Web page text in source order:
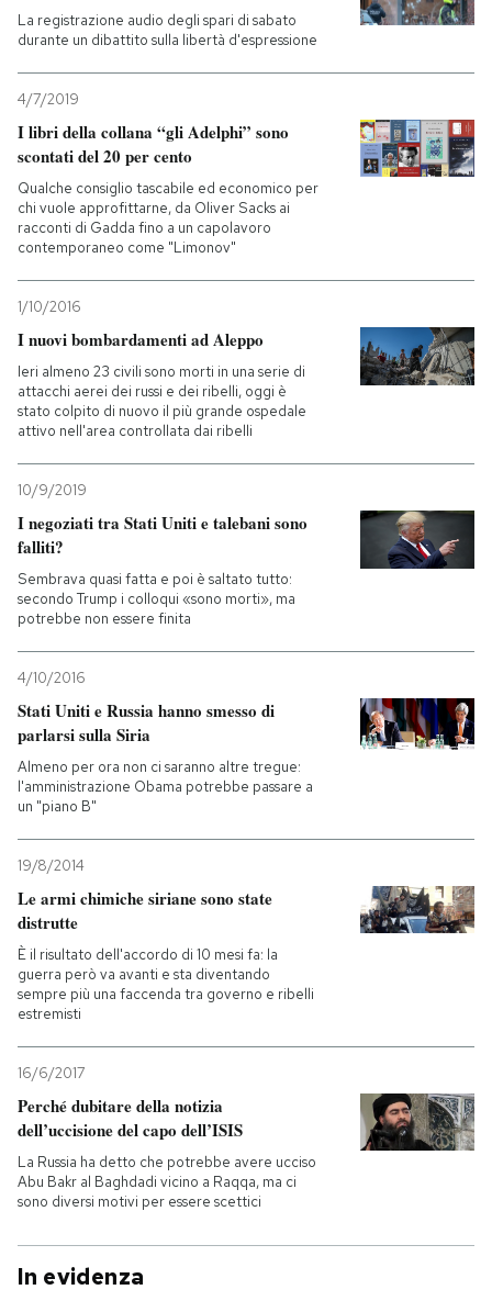
La registrazione audio degli spari di sabato
durante un dibattito sulla libertà d'espressione
4/7/2019
I libri della collana “gli Adelphi” sono
scontati del 20 per cento
Qualche consiglio tascabile ed economico per
chi vuole approfittarne, da Oliver Sacks ai
racconti di Gadda fino a un capolavoro
contemporaneo come "Limonov"
1/10/2016
I nuovi bombardamenti ad Aleppo
Ieri almeno 23 civili sono morti in una serie di
attacchi aerei dei russi e dei ribelli, oggi è
stato colpito di nuovo il più grande ospedale
attivo nell'area controllata dai ribelli
10/9/2019
I negoziati tra Stati Uniti e talebani sono
falliti?
Sembrava quasi fatta e poi è saltato tutto:
secondo Trump i colloqui «sono morti», ma
potrebbe non essere finita
4/10/2016
Stati Uniti e Russia hanno smesso di
parlarsi sulla Siria
Almeno per ora non ci saranno altre tregue:
l'amministrazione Obama potrebbe passare a
un "piano B"
19/8/2014
Le armi chimiche siriane sono state
distrutte
È il risultato dell'accordo di 10 mesi fa: la
guerra però va avanti e sta diventando
sempre più una faccenda tra governo e ribelli
estremisti
16/6/2017
Perché dubitare della notizia
dell’uccisione del capo dell’ISIS
La Russia ha detto che potrebbe avere ucciso
Abu Bakr al Baghdadi vicino a Raqqa, ma ci
sono diversi motivi per essere scettici
In evidenza